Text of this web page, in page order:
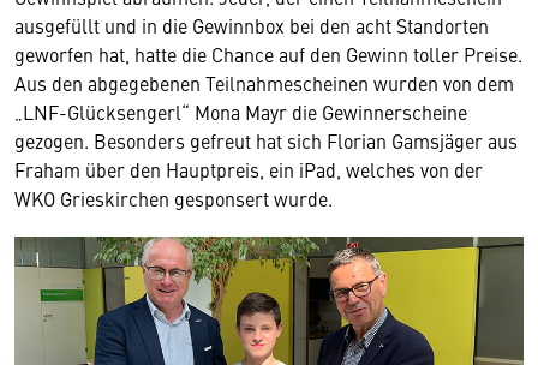
ausgefüllt und in die Gewinnbox bei den acht Standorten
geworfen hat, hatte die Chance auf den Gewinn toller Preise.
Aus den abgegebenen Teilnahmescheinen wurden von dem
„LNF-Glücksengerl“ Mona Mayr die Gewinnerscheine
gezogen. Besonders gefreut hat sich Florian Gamsjäger aus
Fraham über den Hauptpreis, ein iPad, welches von der
WKO Grieskirchen gesponsert wurde.